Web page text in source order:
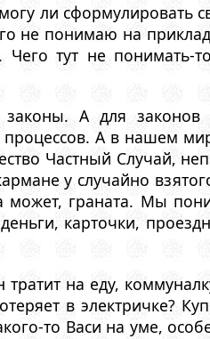
ли сформулировать
не понимаю на
тут не понимать-
А для законов
процессов. А в нашем
Частный Случай,
у случайно
может, граната. Мы
карточки,
на еду,
в электричке?
то Васи на уме,